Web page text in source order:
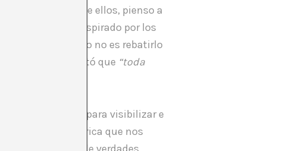
ellos. Uno de ellos, pienso a
que extendió, inspirado por los
vencer un relato no es rebatirlo
que comentó que “toda
sólo sirva para visibilizar e
atmosférica que nos